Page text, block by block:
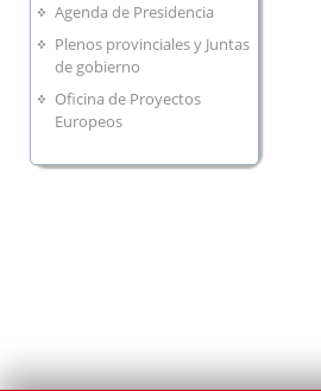
Agenda de Presidencia
Plenos provinciales y Juntas
de gobierno
Oficina de Proyectos
Europeos